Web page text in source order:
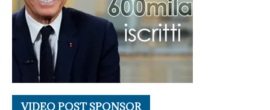
VIDEO POST SPONSOR